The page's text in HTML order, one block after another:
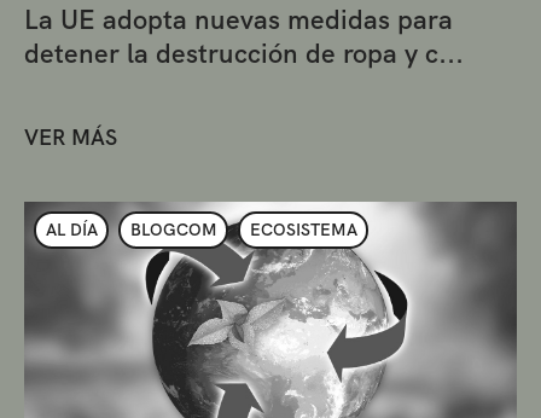
La UE adopta nuevas medidas para
detener la destrucción de ropa y c...
VER MÁS
AL DÍA BLOGCOM ECOSISTEMA